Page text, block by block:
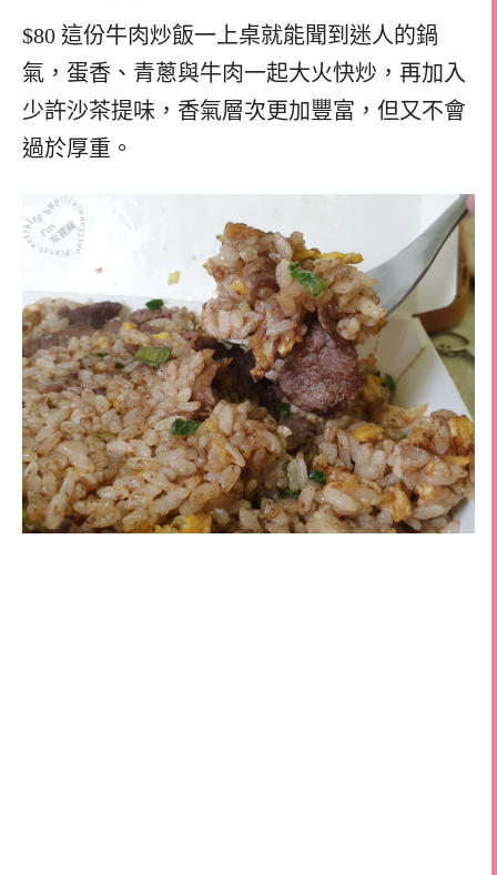
$80 這份牛肉炒飯一上桌就能聞到迷人的鍋
氣，蛋香、青蔥與牛肉一起大火快炒，再加入
少許沙茶提味，香氣層次更加豐富，但又不會
過於厚重。